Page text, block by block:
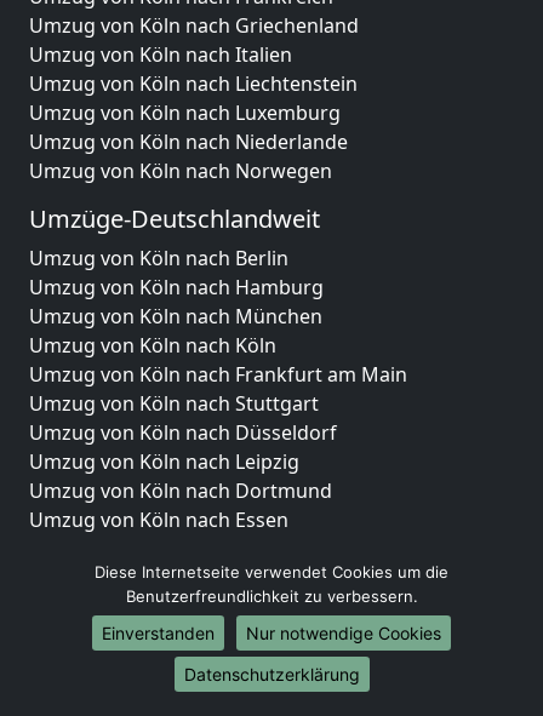
Umzug von Köln nach Griechenland
Umzug von Köln nach Italien
Umzug von Köln nach Liechtenstein
Umzug von Köln nach Luxemburg
Umzug von Köln nach Niederlande
Umzug von Köln nach Norwegen
Umzüge-Deutschlandweit
Umzug von Köln nach Berlin
Umzug von Köln nach Hamburg
Umzug von Köln nach München
Umzug von Köln nach Köln
Umzug von Köln nach Frankfurt am Main
Umzug von Köln nach Stuttgart
Umzug von Köln nach Düsseldorf
Umzug von Köln nach Leipzig
Umzug von Köln nach Dortmund
Umzug von Köln nach Essen
Umzug von Köln nach Dresden
Umzug von Köln nach Hannover
Umzug von Köln nach Nürnberg
Umzug von Köln nach Duisburg
Umzug von Köln nach Bochum
Diese Internetseite verwendet Cookies um die
Benutzerfreundlichkeit zu verbessern.
Einverstanden
Nur notwendige Cookies
Datenschutzerklärung